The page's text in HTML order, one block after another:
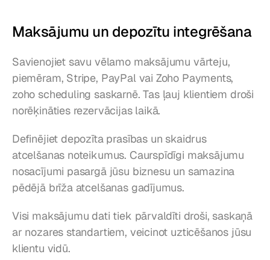
Maksājumu un depozītu integrēšana
Savienojiet savu vēlamo maksājumu vārteju,
piemēram, Stripe, PayPal vai Zoho Payments,
zoho scheduling saskarnē. Tas ļauj klientiem droši
norēķināties rezervācijas laikā.
Definējiet depozīta prasības un skaidrus
atcelšanas noteikumus. Caurspīdīgi maksājumu
nosacījumi pasargā jūsu biznesu un samazina
pēdējā brīža atcelšanas gadījumus.
Visi maksājumu dati tiek pārvaldīti droši, saskaņā
ar nozares standartiem, veicinot uzticēšanos jūsu
klientu vidū.